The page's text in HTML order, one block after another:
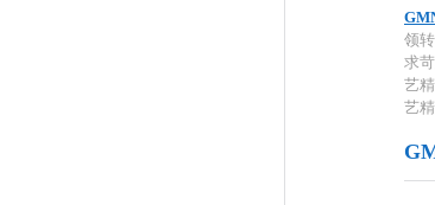
领
求
艺
艺